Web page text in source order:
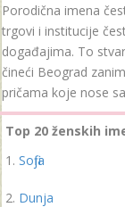
Porodična imena
trgovi i institucije
događajima. To
čineći Beograd
pričama koje nose
Top 20 ženskih
Sofija
Dunja